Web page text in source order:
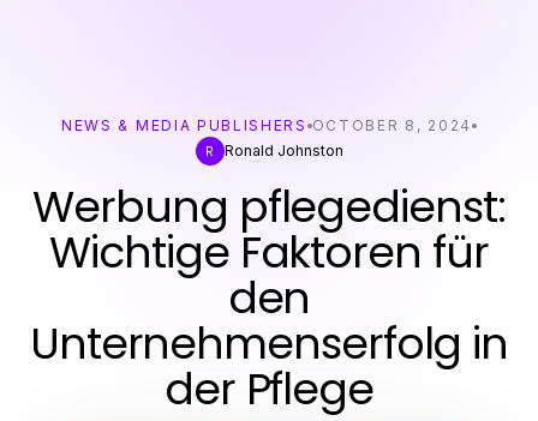
NEWS & MEDIA PUBLISHERS OCTOBER 8, 2024
R
Ronald Johnston
Werbung pflegedienst:
Wichtige Faktoren für
den
Unternehmenserfolg in
der Pflege